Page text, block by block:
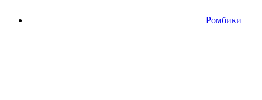
Ромбики